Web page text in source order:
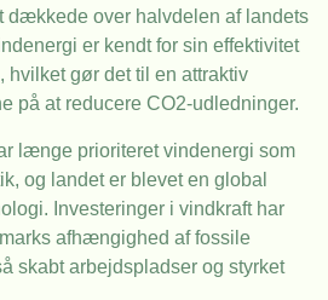
dækkede over halvdelen af landets
er kendt for sin effektivitet
gør det til en attraktiv
på at reducere CO2-udledninger.
længe prioriteret vindenergi som
og landet er blevet en global
Investeringer i vindkraft har
afhængighed af fossile
skabt arbejdspladser og styrket